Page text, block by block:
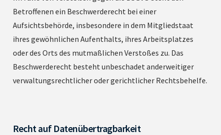
Betroffenen ein Beschwerderecht bei einer
Aufsichtsbehörde, insbesondere in dem Mitgliedstaat
ihres gewöhnlichen Aufenthalts, ihres Arbeitsplatzes
oder des Orts des mutmaßlichen Verstoßes zu. Das
Beschwerderecht besteht unbeschadet anderweitiger
verwaltungsrechtlicher oder gerichtlicher Rechtsbehelfe.
Recht auf Datenübertragbarkeit